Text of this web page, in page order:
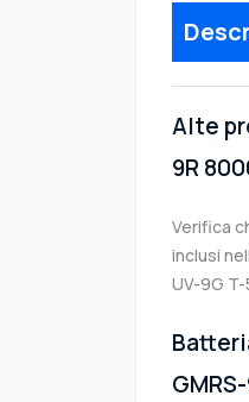
Alte
9R
Verifica
inclusi
UV-9G